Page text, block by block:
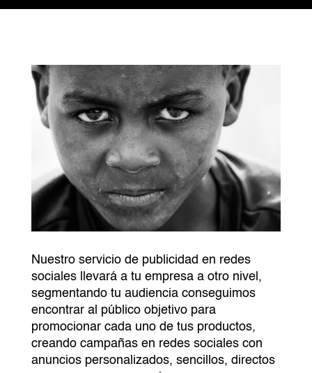
Nuestro servicio de publicidad en redes
sociales llevará a tu empresa a otro nivel,
segmentando tu audiencia conseguimos
encontrar al público objetivo para
promocionar cada uno de tus productos,
creando campañas en redes sociales con
anuncios personalizados, sencillos, directos